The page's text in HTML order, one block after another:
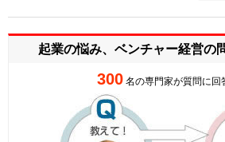
起業の悩み、ベンチャー経営の
300 名の専門家が質問に回